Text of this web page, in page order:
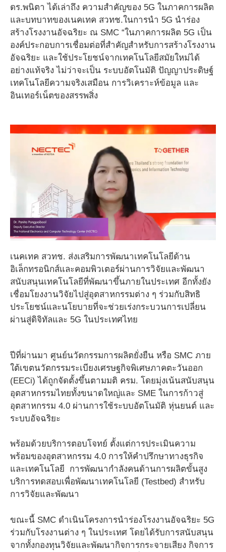
ดร.พนิตา ได้เล่าถึง ความสำคัญของ 5G ในภาคการผลิต
และบทบาทของเนคเทค สวทช.ในการนำ 5G นำร่อง
สร้างโรงงานอัจฉริยะ ณ SMC “ในภาคการผลิต 5G เป็น
องค์ประกอบการเชื่อมต่อที่สำคัญสำหรับการสร้างโรงงาน
อัจฉริยะ และใช้ประโยชน์จากเทคโนโลยีสมัยใหม่ได้
อย่างแท้จริง ไม่ว่าจะเป็น ระบบอัตโนมัติ ปัญญาประดิษฐ์
เทคโนโลยีความจริงเสมือน การวิเคราะห์ข้อมูล และ
อินเทอร์เน็ตของสรรพสิ่ง
เนคเทค สวทช. ส่งเสริมการพัฒนาเทคโนโลยีด้าน
อิเล็กทรอนิกส์และคอมพิวเตอร์ผ่านการวิจัยและพัฒนา
สนับสนุนเทคโนโลยีที่พัฒนาขึ้นภายในประเทศ อีกทั้งยัง
เชื่อมโยงงานวิจัยไปสู่อุตสาหกรรมต่าง ๆ ร่วมกับสิทธิ
ประโยชน์และนโยบายที่จะช่วยเร่งกระบวนการเปลี่ยน
ผ่านสู่ดิจิทัลและ 5G ในประเทศไทย
ปีที่ผ่านมา ศูนย์นวัตกรรมการผลิตยั่งยืน หรือ SMC ภาย
ใต้เขตนวัตกรรมระเบียงเศรษฐกิจพิเศษภาคตะวันออก
(EECi) ได้ถูกจัดตั้งขึ้นตามมติ ครม. โดยมุ่งเน้นสนับสนุน
อุตสาหกรรมไทยทั้งขนาดใหญ่และ SME ในการก้าวสู่
อุตสาหกรรม 4.0 ผ่านการใช้ระบบอัตโนมัติ หุ่นยนต์ และ
ระบบอัจฉริยะ
พร้อมด้วยบริการตอบโจทย์ ตั้งแต่การประเมินความ
พร้อมของอุตสาหกรรม 4.0 การให้คำปรึกษาทางธุรกิจ
และเทคโนโลยี การพัฒนากำลังคนด้านการผลิตขั้นสูง
บริการทดสอบเพื่อพัฒนาเทคโนโลยี (Testbed) สำหรับ
การวิจัยและพัฒนา
ขณะนี้ SMC ดำเนินโครงการนำร่องโรงงานอัจฉริยะ 5G
ร่วมกับโรงงานต่าง ๆ ในประเทศ โดยได้รับการสนับสนุน
จากทั้งกองทุนวิจัยและพัฒนากิจการกระจายเสียง กิจการ